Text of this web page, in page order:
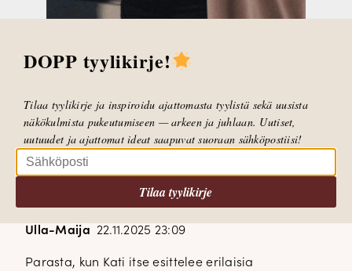
suositellut tätä sivustoa myös isosiskolleni, josta
Parasta Katan positiivisuus ja rento tapa esitellä
vaatteita ja erilaisia vaateyhdistelmiä. Blogi on
hyvä inspiraation lähde pukeutumiseen
Ulla-Maija 22.11.2025 23:09
Parasta, kun Kati itse esittelee erilaisia
DOPP tyylikirje!
Tilaa tyylikirje ja inspiroidu ajattomasta tyylistä sekä uusista
näkökulmista pukeutumiseen — arkeen ja juhlaan. Uutiset,
uutuudet ja ajattomat ideat saapuvat suoraan sähköpostiisi!
Tilaa tyylikirje